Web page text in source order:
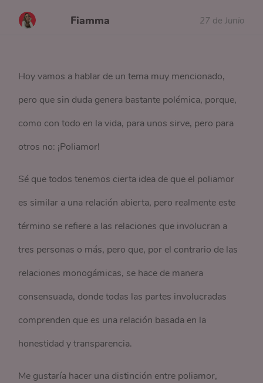
Fiamma 27 de Junio
Hoy vamos a hablar de un tema muy mencionado,
pero que sin duda genera bastante polémica, porque,
como con todo en la vida, para unos sirve, pero para
otros no: ¡Poliamor!
Sé que todos tenemos cierta idea de que el poliamor
es similar a una relación abierta, pero realmente este
término se refiere a las relaciones que involucran a
tres personas o más, pero que, por el contrario de las
relaciones monogámicas, se hace de manera
consensuada, donde todas las partes involucradas
comprenden que es una relación basada en la
honestidad y transparencia.
Me gustaría hacer una distinción entre poliamor,